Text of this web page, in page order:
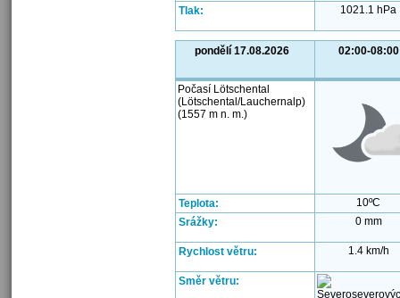
Tlak: 1021.1 hPa
pondělí 17.08.2026 02:00-08:00
Počasí Lötschental
(Lötschental/Lauchernalp)
(1557 m n. m.)
Teplota:
10ºC
Srážky:
0 mm
Rychlost větru: 1.4 km/h
Směr větru: